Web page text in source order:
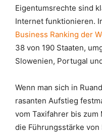
Eigentumsrechte sind
Internet funktionieren.
Business Ranking der
38 von 190 Staaten,
Slowenien, Portugal
Wenn man sich in
rasanten Aufstieg
vom Taxifahrer bis zum
die Führungsstärke von